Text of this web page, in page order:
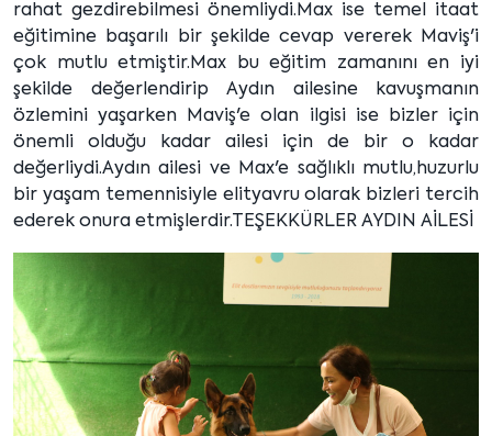
rahat gezdirebilmesi önemliydi.Max ise temel itaat
eğitimine başarılı bir şekilde cevap vererek Maviş'i
çok mutlu etmiştir.Max bu eğitim zamanını en iyi
şekilde değerlendirip Aydın ailesine kavuşmanın
özlemini yaşarken Maviş'e olan ilgisi ise bizler için
önemli olduğu kadar ailesi için de bir o kadar
değerliydi.Aydın ailesi ve Max'e sağlıklı mutlu,huzurlu
bir yaşam temennisiyle elityavru olarak bizleri tercih
ederek onura etmişlerdir.TEŞEKKÜRLER AYDIN AİLESİ